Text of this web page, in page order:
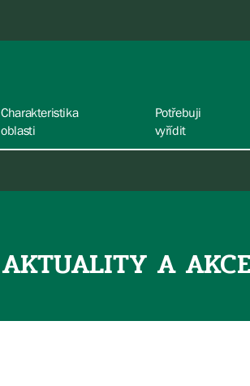
Charakteristika
oblasti
Potřebuji
vyřídit
AKTUALITY A